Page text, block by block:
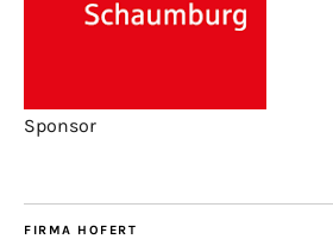
Sponsor
FIRMA HOFERT